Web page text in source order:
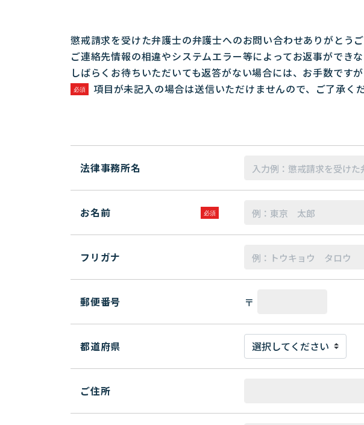
懲戒請求を受けた弁護士の弁護士へのお問い合わせありがとう
ご連絡先情報の相違やシステムエラー等によってお返事ができな
しばらくお待ちいただいても返答がない場合には、お手数です
項目が未記入の場合は送信いただけませんので、ご了承くだ
法律事務所名
お名前
フリガナ
郵便番号 〒
都道府県
ご住所